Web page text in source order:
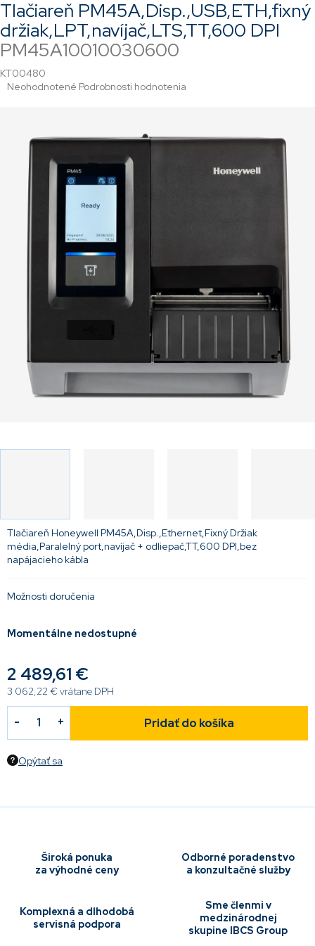
Tlačiareň PM45A,Disp.,USB,ETH,fixný
držiak,LPT,navíjač,LTS,TT,600 DPI
PM45A10010030600
KT00480
Priemerné
hviezdičiek.
Neohodnotené Podrobnosti hodnotenia
2 489,61 €
3 062,22 € vrátane DPH
Momentálne nedostupné
Možnosti doručenia
Pridať do košíka
Tlačiareň Honeywell PM45A,Disp.,Ethernet,Fixný Držiak
média,Paralelný port,navíjač + odliepač,TT,600 DPI,bez
napájacieho kábla
Opýtať sa
Široká ponuka
za výhodné ceny
Odborné poradenstvo
a konzultačné služby
Komplexná a dlhodobá
servisná podpora
Sme členmi v
medzinárodnej
skupine IBCS Group